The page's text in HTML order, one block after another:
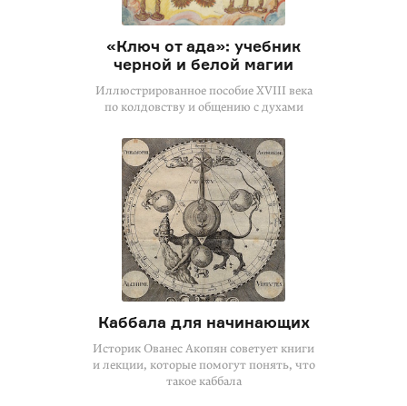
«Ключ от ада»: учебник
черной и белой магии
Иллюстрированное пособие XVIII века
по колдовству и общению с духами
Каббала для начинающих
Историк Ованес Акопян советует книги
и лекции, которые помогут понять, что
такое каббала